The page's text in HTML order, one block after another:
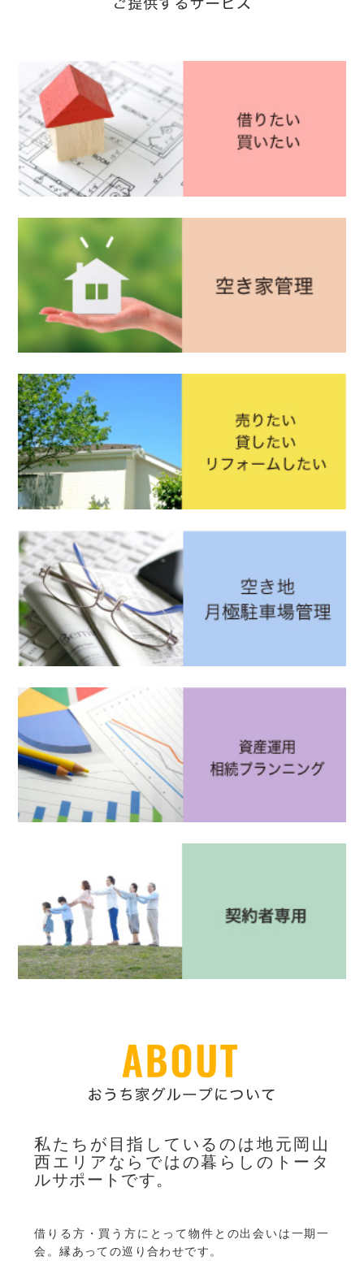
私たちが目指しているのは地元岡山
西エリアならではの暮らしのトータ
ルサポートです。
借りる方・買う方にとって物件との出会いは一期一
会。縁あっての巡り合わせです。